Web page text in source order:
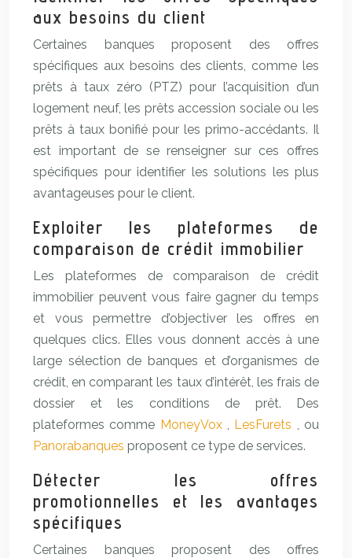
aux besoins du client
Certaines banques proposent des offres
spécifiques aux besoins des clients, comme les
prêts à taux zéro (PTZ) pour l’acquisition d’un
logement neuf, les prêts accession sociale ou les
prêts à taux bonifié pour les primo-accédants. Il
est important de se renseigner sur ces offres
spécifiques pour identifier les solutions les plus
avantageuses pour le client.
Exploiter les plateformes de
comparaison de crédit immobilier
Les plateformes de comparaison de crédit
immobilier peuvent vous faire gagner du temps
et vous permettre d’objectiver les offres en
quelques clics. Elles vous donnent accès à une
large sélection de banques et d’organismes de
crédit, en comparant les taux d’intérêt, les frais de
dossier et les conditions de prêt. Des
plateformes comme MoneyVox, LesFurets , ou
Panorabanques proposent ce type de services.
Détecter les offres
promotionnelles et les avantages
spécifiques
Certaines banques proposent des offres